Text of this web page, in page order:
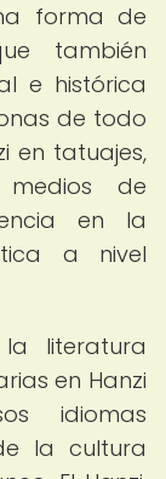
forma de
también
e histórica
de todo
en tatuajes,
de
en la
a nivel
literatura
en Hanzi
idiomas
la cultura